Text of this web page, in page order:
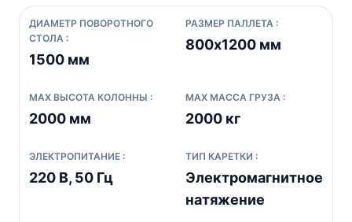
ДИАМЕТР ПОВОРОТНОГО
СТОЛА :
1500 мм
РАЗМЕР ПАЛЛЕТА :
800х1200 мм
MAX ВЫСОТА КОЛОННЫ :
2000 мм
MAX МАССА ГРУЗА :
2000 кг
ЭЛЕКТРОПИТАНИЕ :
220 В, 50 Гц
ТИП КАРЕТКИ :
Электромагнитное
натяжение